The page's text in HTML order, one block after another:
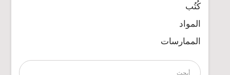
كُتُب
المواد
الممارسات